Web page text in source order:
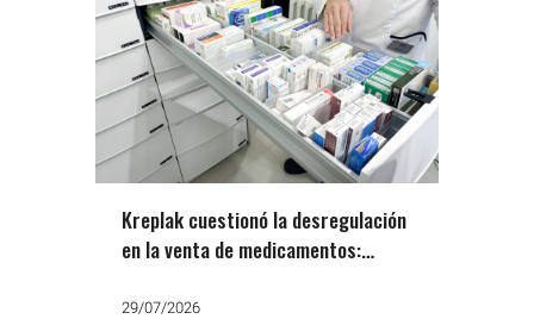
Kreplak cuestionó la desregulación
en la venta de medicamentos:
29/07/2026